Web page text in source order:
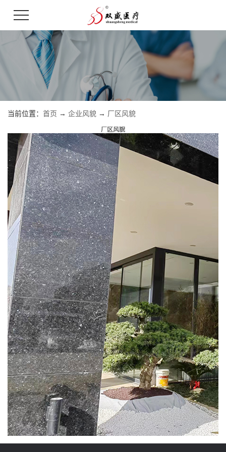
当前位置： 首页 → 企业风貌 → 厂区风貌
厂区风貌